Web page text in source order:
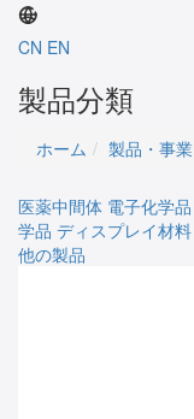
CN EN
製品分類
ホーム 製品・事業
医薬中間体 電子化学品
学品 ディスプレイ材料
他の製品